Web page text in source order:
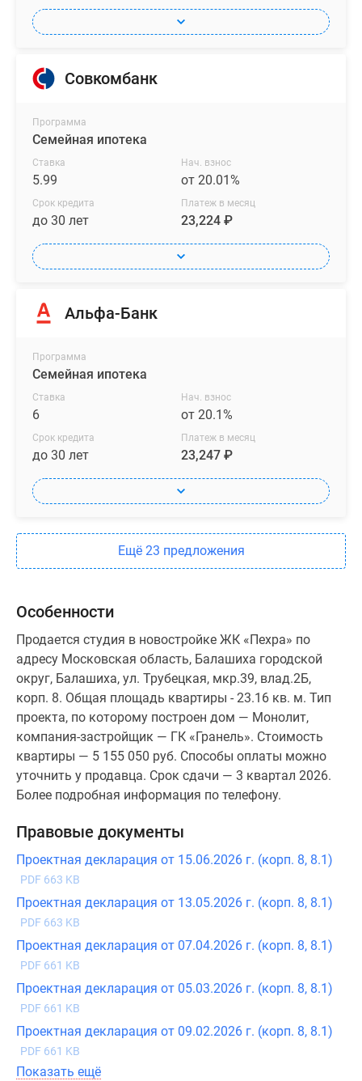
Совкомбанк
Программа
Семейная ипотека
Ставка
5.99
Нач. взнос
от 20.01%
Срок кредита
до 30 лет
Платеж в месяц
23,224 ₽
Альфа-Банк
Программа
Семейная ипотека
Ставка
6
Нач. взнос
от 20.1%
Срок кредита
до 30 лет
Платеж в месяц
23,247 ₽
Ещё 23 предложения
Особенности
Продается студия в новостройке ЖК «Пехра» по
адресу Московская область, Балашиха городской
округ, Балашиха, ул. Трубецкая, мкр.39, влад.2Б,
корп. 8. Общая площадь квартиры - 23.16 кв. м. Тип
проекта, по которому построен дом — Монолит,
компания-застройщик — ГК «Гранель». Стоимость
квартиры — 5 155 050 руб. Способы оплаты можно
уточнить у продавца. Срок сдачи — 3 квартал 2026.
Более подробная информация по телефону.
Правовые документы
Проектная декларация от 15.06.2026 г. (корп. 8, 8.1)
PDF 663 KB
Проектная декларация от 13.05.2026 г. (корп. 8, 8.1)
PDF 663 KB
Проектная декларация от 07.04.2026 г. (корп. 8, 8.1)
PDF 661 KB
Проектная декларация от 05.03.2026 г. (корп. 8, 8.1)
PDF 661 KB
Проектная декларация от 09.02.2026 г. (корп. 8, 8.1)
PDF 661 KB
Показать ещё